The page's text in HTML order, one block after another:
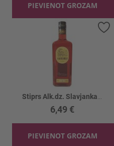
PIEVIENOT GROZAM
6,49 €
PIEVIENOT GROZAM